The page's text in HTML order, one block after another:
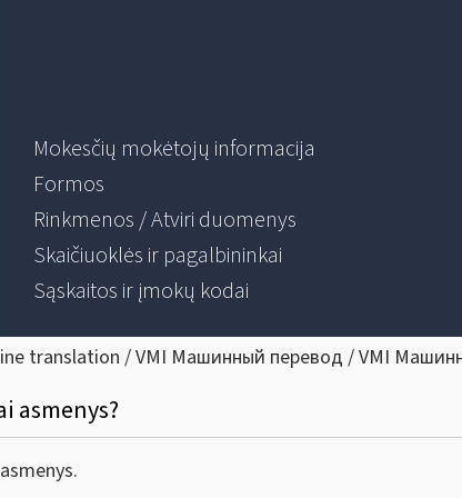
Mokesčių mokėtojų informacija
Formos
Rinkmenos / Atviri duomenys
Skaičiuoklės ir pagalbininkai
Sąskaitos ir įmokų kodai
translation / VMI Машинный перевод / VMI
asmenys?